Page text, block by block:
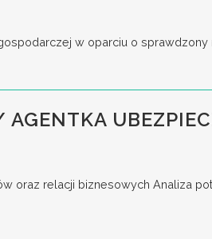
w oparciu o
oraz relacji biznesowych Analiza